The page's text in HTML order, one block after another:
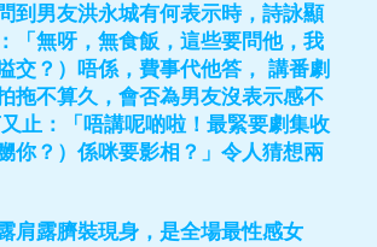
到男友洪永城有何表示時，詩詠顯
「無呀，無食飯，這些要問他，我
交？）唔係，費事代他答， 講番劇
拖不算久，會否為男友沒表示感不
止：「唔講呢啲啦！最緊要劇集收
你？）係咪要影相？」令人猜想兩
肩露臍裝現身，是全場最性感女